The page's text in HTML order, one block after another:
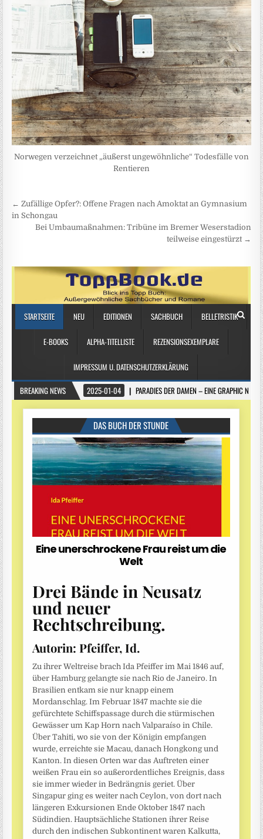
Norwegen verzeichnet „äußerst ungewöhnliche“ Todesfälle von
Rentieren
Beitragsnavigation
← Zufällige Opfer?: Offene Fragen nach Amoktat an Gymnasium
in Schongau
Bei Umbaumaßnahmen: Tribüne im Bremer Weserstadion
teilweise eingestürzt →